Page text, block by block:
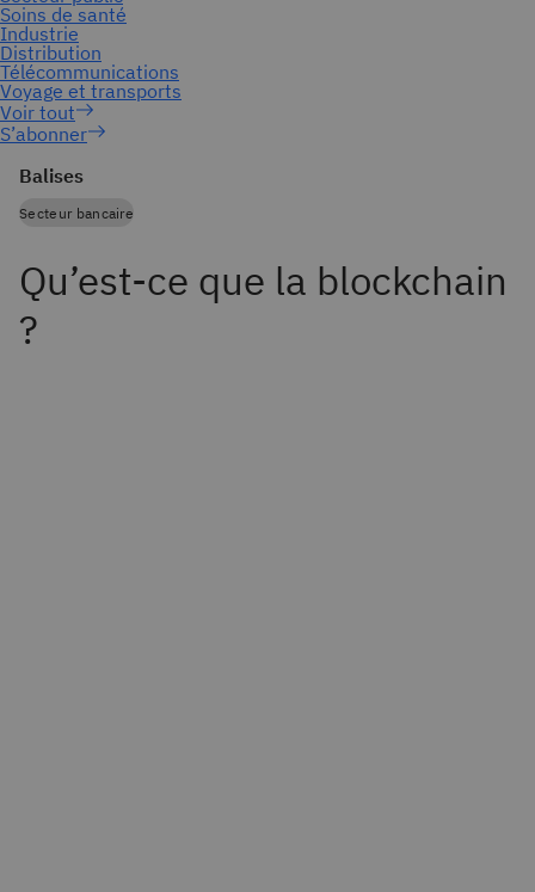
S’abonner
Balises
Secteur bancaire
Qu’est-ce que la blockchain
?